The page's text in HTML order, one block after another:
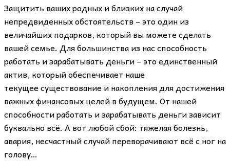
Защитить ваших родных и близких на случай
непредвиденных обстоятельств – это один из
величайших подарков, который вы можете сделать
вашей семье. Для большинства из нас способность
работать и зарабатывать деньги – это единственный
актив, который обеспечивает наше
текущее существование и накопления для достижения
важных финансовых целей в будущем. От нашей
способности работать и зарабатывать деньги зависит
буквально всё. А вот любой сбой: тяжелая болезнь,
авария, несчастный случай переворачивают всё с ног на
голову…